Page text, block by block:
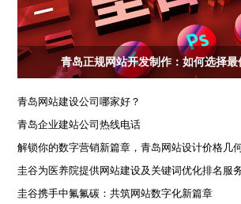
青岛正规网站开发制作：如何选择最
青岛网站建设公司哪家好？
青岛企业建站公司热线电话
解锁你的数字营销新篇章，青岛网站设计价格几
圭谷携手中氟氟碳：共筑网站数字化新篇章